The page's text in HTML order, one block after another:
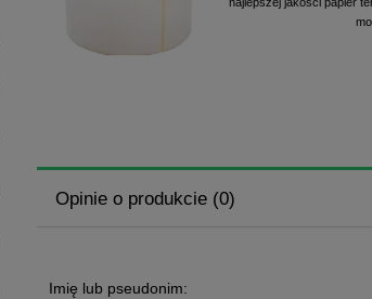
Opinie o produkcie (0)
Imię lub pseudonim: